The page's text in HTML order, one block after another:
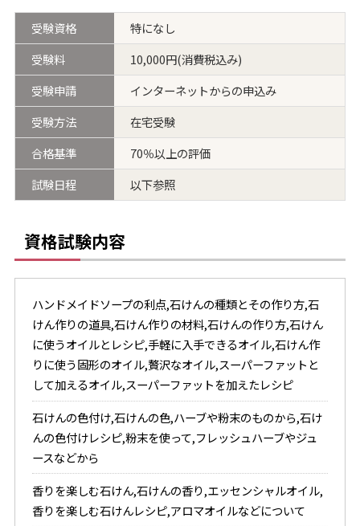
受験資格
特になし
受験料
10,000円(消費税込み)
受験申請
インターネットからの申込み
受験方法
在宅受験
合格基準
70％以上の評価
試験日程
以下参照
資格試験内容
ハンドメイドソープの利点,石けんの種類とその作り方,石
けん作りの道具,石けん作りの材料,石けんの作り方,石けん
に使うオイルとレシピ,手軽に入手できるオイル,石けん作
りに使う固形のオイル,贅沢なオイル,スーパーファットと
して加えるオイル,スーパーファットを加えたレシピ
石けんの色付け,石けんの色,ハーブや粉末のものから,石け
んの色付けレシピ,粉末を使って,フレッシュハーブやジュ
ースなどから
香りを楽しむ石けん,石けんの香り,エッセンシャルオイル,
香りを楽しむ石けんレシピ,アロマオイルなどについて